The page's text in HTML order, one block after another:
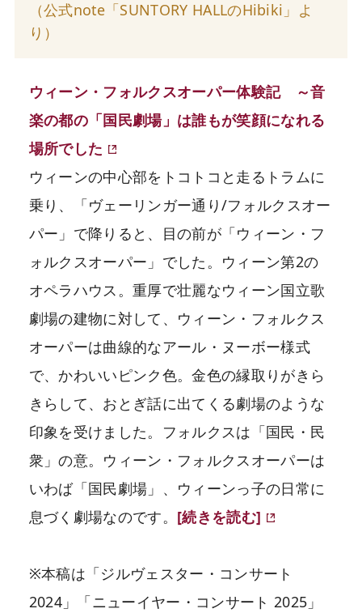
（公式note「SUNTORY HALLのHibiki」よ
り）
ウィーン・フォルクスオーパー体験記 ～音
楽の都の「国民劇場」は誰もが笑顔になれる
場所でした
ウィーンの中心部をトコトコと走るトラムに
乗り、「ヴェーリンガー通り/フォルクスオー
パー」で降りると、目の前が「ウィーン・フ
ォルクスオーパー」でした。ウィーン第2の
オペラハウス。重厚で壮麗なウィーン国立歌
劇場の建物に対して、ウィーン・フォルクス
オーパーは曲線的なアール・ヌーボー様式
で、かわいいピンク色。金色の縁取りがきら
きらして、おとぎ話に出てくる劇場のような
印象を受けました。フォルクスは「国民・民
衆」の意。ウィーン・フォルクスオーパーは
いわば「国民劇場」、ウィーンっ子の日常に
息づく劇場なのです。 [続きを読む]
※本稿は「ジルヴェスター・コンサート
2024」「ニューイヤー・コンサート 2025」